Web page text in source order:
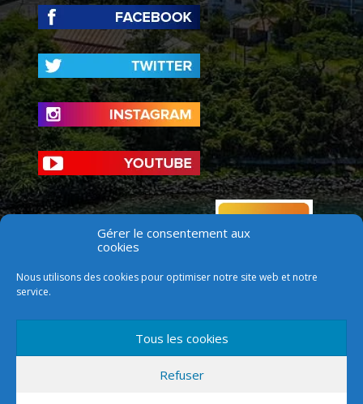
Gérer le consentement aux
cookies
Nous utilisons des cookies pour optimiser notre site web et notre
service.
Tous les cookies
Refuser